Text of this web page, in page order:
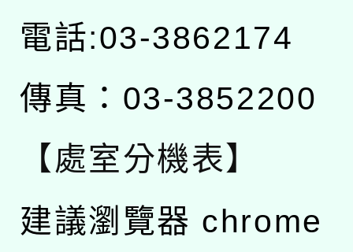
電話:03-3862174
傳真：03-3852200
【處室分機表】
建議瀏覽器 chrome